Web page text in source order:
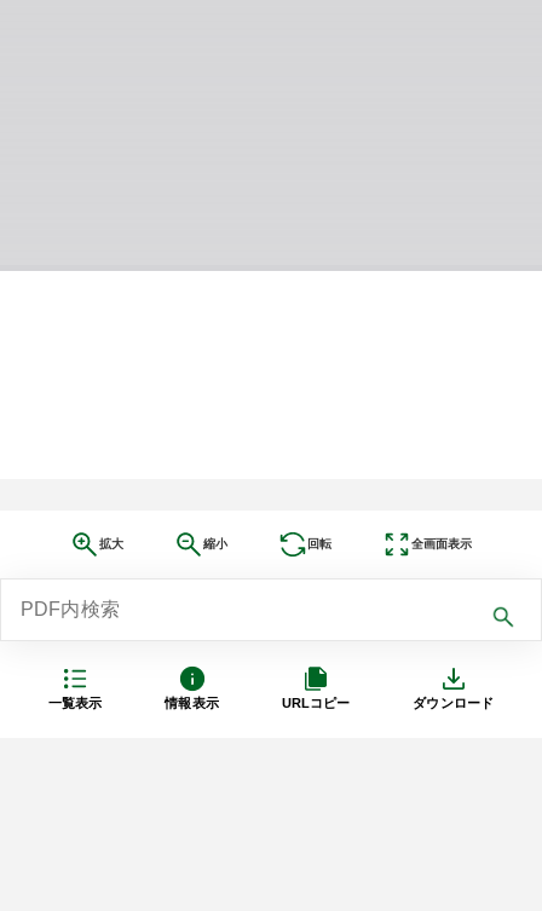
一覧表示 情報表示 URLコピー ダウンロード
拡大 縮小 回転 全画面表示